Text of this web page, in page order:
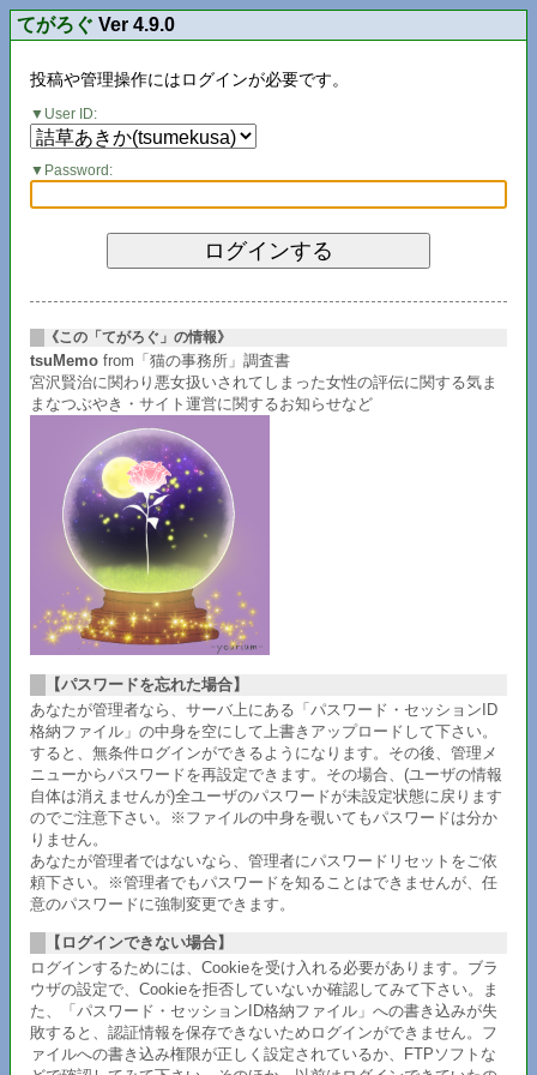
てがろぐ Ver 4.9.0
投稿や管理操作にはログインが必要です。
User ID:
Password:
《この「てがろぐ」の情報》
tsuMemo from「猫の事務所」調査書
宮沢賢治に関わり悪女扱いされてしまった女性の評伝に関する気ま
まなつぶやき・サイト運営に関するお知らせなど
【パスワードを忘れた場合】
あなたが管理者なら、サーバ上にある「パスワード・セッションID
格納ファイル」の中身を空にして上書きアップロードして下さい。
すると、無条件ログインができるようになります。その後、管理メ
ニューからパスワードを再設定できます。その場合、(ユーザの情報
自体は消えませんが)全ユーザのパスワードが未設定状態に戻ります
のでご注意下さい。※ファイルの中身を覗いてもパスワードは分か
りません。
あなたが管理者ではないなら、管理者にパスワードリセットをご依
頼下さい。※管理者でもパスワードを知ることはできませんが、任
意のパスワードに強制変更できます。
【ログインできない場合】
ログインするためには、Cookieを受け入れる必要があります。ブラ
ウザの設定で、Cookieを拒否していないか確認してみて下さい。ま
た、「パスワード・セッションID格納ファイル」への書き込みが失
敗すると、認証情報を保存できないためログインができません。フ
ァイルへの書き込み権限が正しく設定されているか、FTPソフトな